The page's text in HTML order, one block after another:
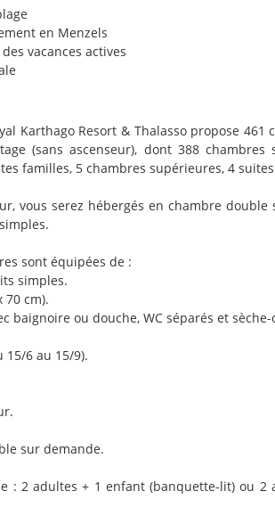
en Menzels
vacances actives
Karthago Resort & Thalasso propose
(sans ascenseur), dont 388 chambres
familles, 5 chambres supérieures, 4
vous serez hébergés en chambre double
sont équipées de :
simples.
70 cm).
baignoire ou douche, WC séparés et sèche-
15/6 au 15/9).
sur demande.
: 2 adultes + 1 enfant (banquette-lit) ou 2